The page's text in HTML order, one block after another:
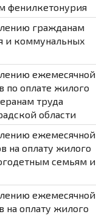
фенилкетонурия
гражданам
и коммунальных
ежемесячной
по оплате жилого
труда
области
ежемесячной
на оплату жилого
семьям и
ежемесячной
на оплату жилого